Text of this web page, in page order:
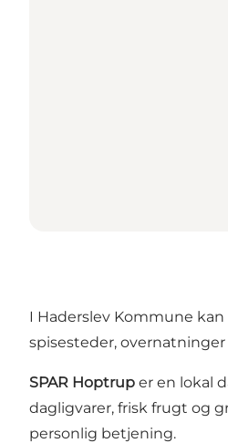
I Haderslev Kommune
spisesteder,
SPAR Hoptrup er en lokal
dagligvarer, frisk frugt og
personlig betjening.